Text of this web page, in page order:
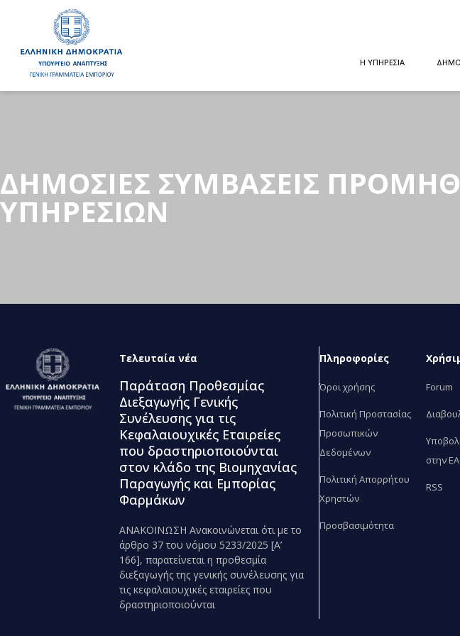
Η ΥΠΗΡΕΣΙΑ
ΔΗΜΟΣΙΕΣ ΣΥΜΒΑΣΕΙΣ
ΥΠΗΡΕΣΙΩΝ
Τελευταία νέα
Παράταση Προθεσμίας
Διεξαγωγής Γενικής
Συνέλευσης για τις
Κεφαλαιουχικές Εταιρείες
που δραστηριοποιούνται
στον κλάδο της Βιομηχανίας
Παραγωγής και Εμπορίας
Φαρμάκων
ΑΝΑΚΟΙΝΩΣΗ Ανακοινώνεται ότι με το
άρθρο 37 του νόμου 5233/2025 [Α’
166], παρατείνεται η προθεσμία
διεξαγωγής της γενικής συνέλευσης για
τις κεφαλαιουχικές εταιρείες που
δραστηριοποιούνται
Πληροφορίες
Όροι χρήσης
Πολιτική Προστασίας
Προσωπικών
Δεδομένων
Πολιτική Απορρήτου
Χρηστών
Προσβασιμότητα
Forum
στην
RSS